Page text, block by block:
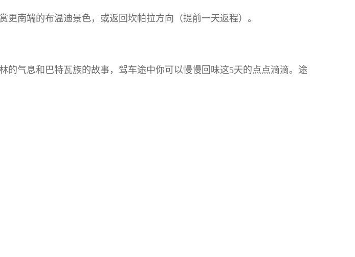
南端的布温迪景色，或返回坎帕拉方向（提前一天返程）。
气息和巴特瓦族的故事，驾车途中你可以慢慢回味这5天的点点滴滴。途